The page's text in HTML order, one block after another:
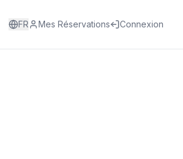
FR Mes Réservations Connexion